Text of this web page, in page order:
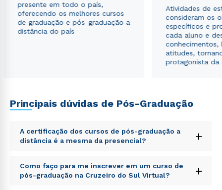
presente em todo o país,
oferecendo os melhores cursos
de graduação e pós-graduação a
distância do país
Atividades de
consideram os
específicos e
cada aluno e
conhecimentos,
atitudes,
protagonista da
Principais dúvidas de Pós-Graduação
A certificação dos cursos de pós-graduação a
distância é a mesma da presencial?
+
Sed ut perspiciatis unde omnis iste natus error sit
voluptatem accusantium doloremque laudantium,
totam rem aperiam, eaque ipsa quae ab illo inventore
Como faço para me inscrever em um curso de
pós-graduação na Cruzeiro do Sul Virtual?
+